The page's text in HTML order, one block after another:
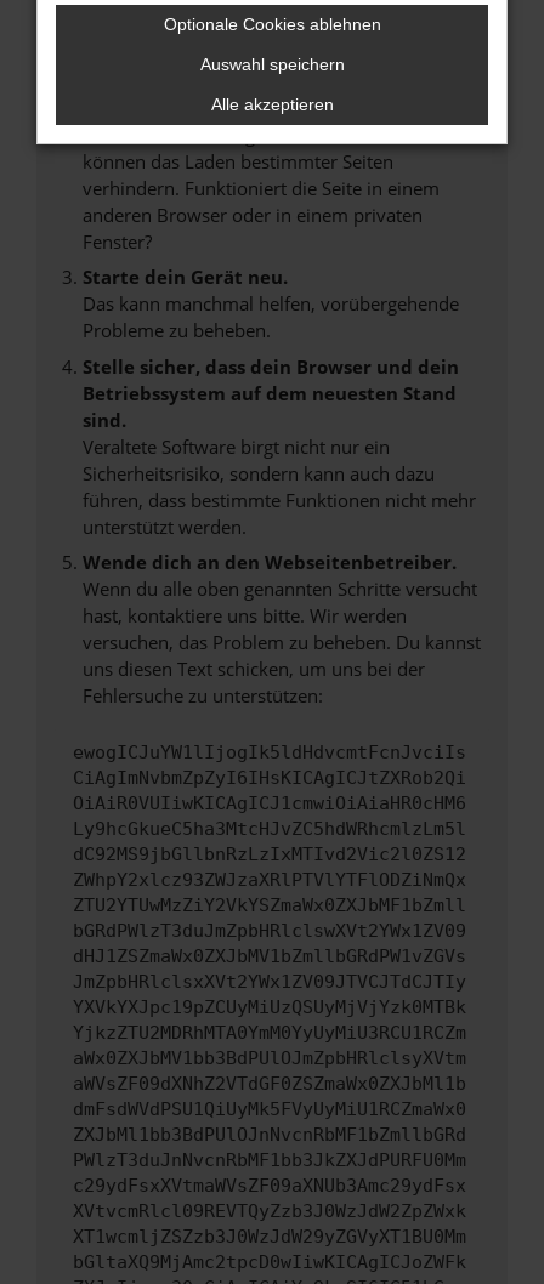
Internetverbindung.
Suchmaschine?
Prüfe deine Browsererweiterungen.
können das Laden bestimmter Seiten
verhindern. Funktioniert die Seite in einem
anderen Browser oder in einem privaten
Fenster?
Starte dein Gerät neu.
Das kann manchmal helfen, vorübergehende
Probleme zu beheben.
Stelle sicher, dass dein Browser und dein
Betriebssystem auf dem neuesten Stand
sind.
Veraltete Software birgt nicht nur ein
Sicherheitsrisiko, sondern kann auch dazu
führen, dass bestimmte Funktionen nicht mehr
unterstützt werden.
Wende dich an den Webseitenbetreiber.
Wenn du alle oben genannten Schritte versucht
hast, kontaktiere uns bitte. Wir werden
versuchen, das Problem zu beheben. Du kannst
uns diesen Text schicken, um uns bei der
Fehlersuche zu unterstützen:
ewogICJuYW1lIjogIk5ldHdvcmtFcnJvciIs
CiAgImNvbmZpZyI6IHsKICAgICJtZXRob2Qi
OiAiR0VUIiwKICAgICJ1cmwiOiAiaHR0cHM6
Ly9hcGkueC5ha3MtcHJvZC5hdWRhcmlzLm5l
dC92MS9jbGllbnRzLzIxMTIvd2Vic2l0ZS12
ZWhpY2xlcz93ZWJzaXRlPTVlYTFlODZiNmQx
ZTU2YTUwMzZiY2VkYSZmaWx0ZXJbMF1bZmll
bGRdPWlzT3duJmZpbHRlclswXVt2YWx1ZV09
dHJ1ZSZmaWx0ZXJbMV1bZmllbGRdPW1vZGVs
JmZpbHRlclsxXVt2YWx1ZV09JTVCJTdCJTIy
YXVkYXJpc19pZCUyMiUzQSUyMjVjYzk0MTBk
YjkzZTU2MDRhMTA0YmM0YyUyMiU3RCU1RCZm
aWx0ZXJbMV1bb3BdPUlOJmZpbHRlclsyXVtm
aWVsZF09dXNhZ2VTdGF0ZSZmaWx0ZXJbMl1b
dmFsdWVdPSU1QiUyMk5FVyUyMiU1RCZmaWx0
ZXJbMl1bb3BdPUlOJnNvcnRbMF1bZmllbGRd
PWlzT3duJnNvcnRbMF1bb3JkZXJdPURFU0Mm
c29ydFsxXVtmaWVsZF09aXNUb3Amc29ydFsx
XVtvcmRlcl09REVTQyZzb3J0WzJdW2ZpZWxk
XT1wcmljZSZzb3J0WzJdW29yZGVyXT1BU0Mm
bGltaXQ9MjAmc2tpcD0wIiwKICAgICJoZWFk
Optionale Cookies ablehnen
Auswahl speichern
Alle akzeptieren